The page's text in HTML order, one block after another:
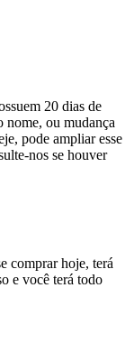
20 dias de
nome, ou mudança
pode ampliar esse
nos se houver
comprar hoje, terá
e você terá todo